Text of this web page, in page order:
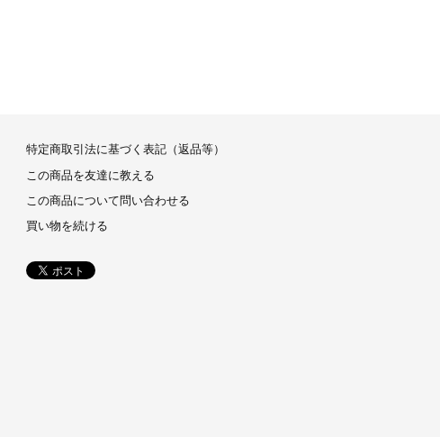
特定商取引法に基づく表記（返品等）
この商品を友達に教える
この商品について問い合わせる
買い物を続ける